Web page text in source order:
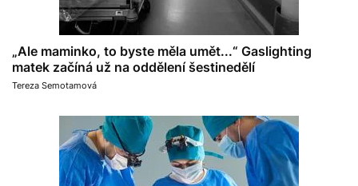
„Ale maminko, to byste měla umět...“ Gaslighting
matek začíná už na oddělení šestinedělí
Tereza Semotamová